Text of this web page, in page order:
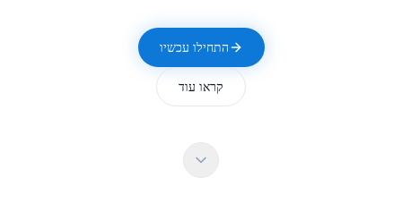
התחילו עכשיו
קראו עוד